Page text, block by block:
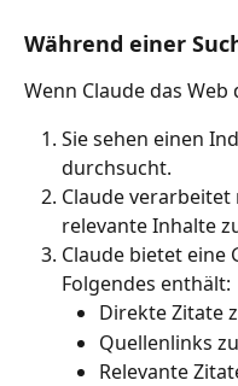
Während einer
Wenn Claude das
Sie sehen einen
durchsucht.
Claude
relevante Inhalte
Claude bietet eine
Folgendes enthält:
Direkte Zitate
Quellenlinks
Relevante